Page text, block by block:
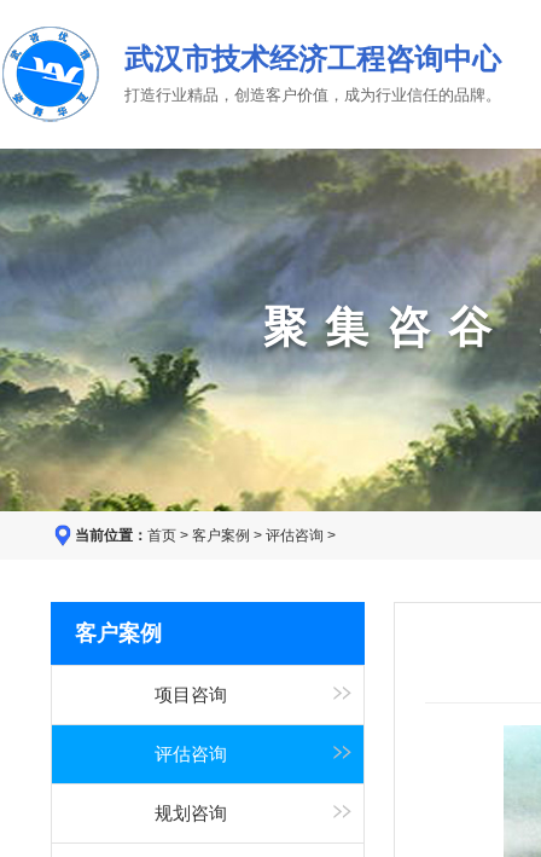
武汉市技术经济工程咨询中心
打造行业精品，创造客户价值，成为行业信任的品牌。
聚集咨谷
当前位置： 首页 > 客户案例 > 评估咨询 >
客户案例
项目咨询
评估咨询
规划咨询